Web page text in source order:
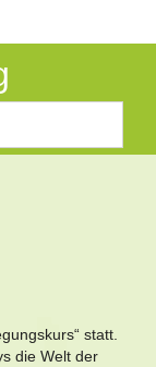
statt.
die Welt der